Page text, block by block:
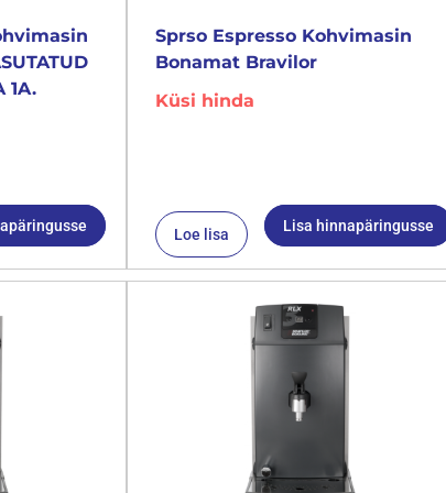
1A.
Sprso Espresso Kohvimasin
Bonamat Bravilor
Küsi hinda
Loe lisa Lisa hinnapäringusse